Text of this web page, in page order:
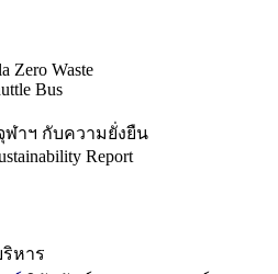
Zero Waste
Bus
ฬาฯ กับความยั่งยืน
Report
หาร